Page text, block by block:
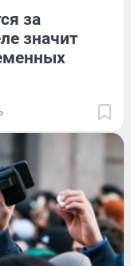
за
значит